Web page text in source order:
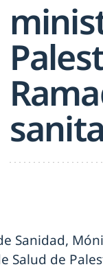
Sanidad,
Salud de